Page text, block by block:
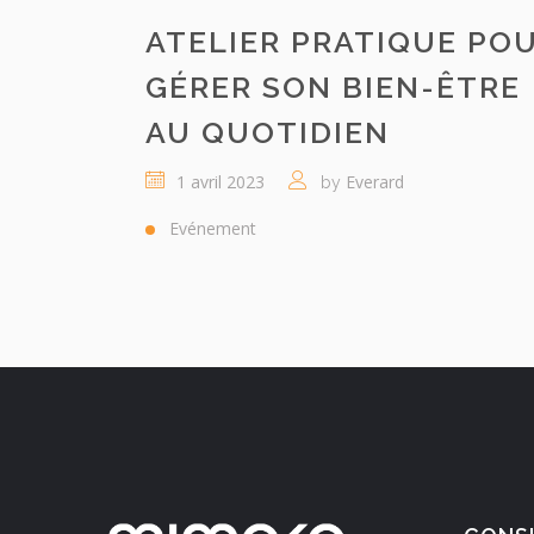
ATELIER PRATIQUE
GÉRER SON BIEN-ÊTRE
AU QUOTIDIEN
1 avril 2023 by Everard
Evénement